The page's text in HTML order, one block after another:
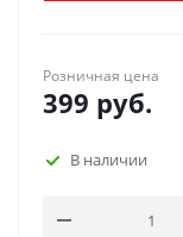
Розничная цена
399 руб.
В наличии